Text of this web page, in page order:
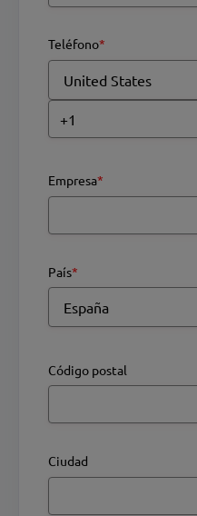
Teléfono*
Empresa*
País*
Código postal
Ciudad